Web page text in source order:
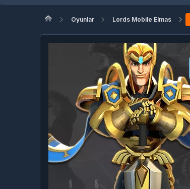
Oyunlar Lords Mobile Elmas